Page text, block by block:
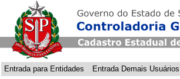
Entrada para Entidades Entrada Demais Usuários